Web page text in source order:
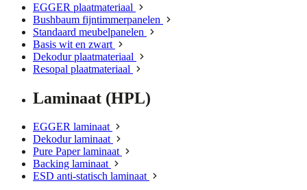
EGGER plaatmateriaal
Bushbaum fijntimmerpanelen
Standaard meubelpanelen
Basis wit en zwart
Dekodur plaatmateriaal
Resopal plaatmateriaal
Laminaat (HPL)
EGGER laminaat
Dekodur laminaat
Pure Paper laminaat
Backing laminaat
ESD anti-statisch laminaat